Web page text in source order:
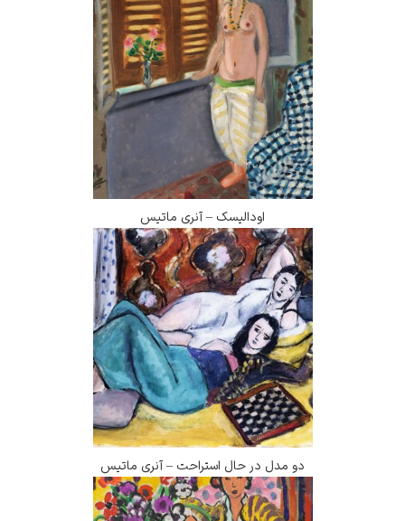
اودالیسک – آنری ماتیس
دو مدل در حال استراحت – آنری ماتیس